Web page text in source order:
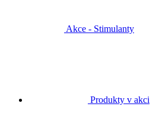
Akce - Stimulanty
Produkty v akci